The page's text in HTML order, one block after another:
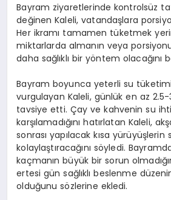
Bayram ziyaretlerinde kontrolsüz
değinen Kaleli, vatandaşlara
Her ikramı tamamen tüketmek
miktarlarda almanın veya
daha sağlıklı bir yöntem olacağını
Bayram boyunca yeterli su
vurgulayan Kaleli, günlük en az
tavsiye etti. Çay ve kahvenin su
karşılamadığını hatırlatan Kaleli,
sonrası yapılacak kısa yürüyüşlerin
kolaylaştıracağını söyledi.
kaçmanın büyük bir sorun
ertesi gün sağlıklı beslenme
olduğunu sözlerine ekledi.